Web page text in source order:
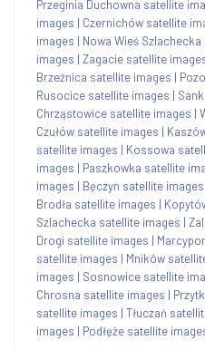
Przeginia Duchowna satellite
images | Czernichów satellite
images | Nowa Wieś
images | Zagacie satellite
Brzeźnica satellite images |
Rusocice satellite images |
Chrząstowice satellite images |
Czułów satellite images |
satellite images | Kossowa
images | Paszkowka satellite
images | Bęczyn satellite images
Brodła satellite images |
Szlachecka satellite images |
Drogi satellite images |
satellite images | Mników
images | Sosnowice satellite
Chrosna satellite images |
satellite images | Tłuczań
images | Podłęże satellite